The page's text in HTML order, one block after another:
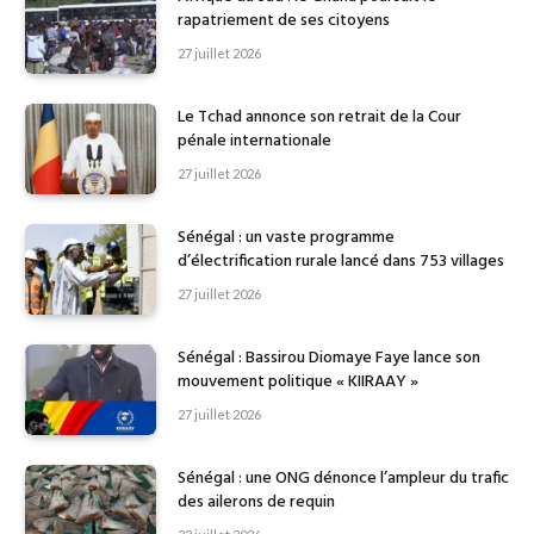
rapatriement de ses citoyens
27 juillet 2026
Le Tchad annonce son retrait de la Cour
pénale internationale
27 juillet 2026
Sénégal : un vaste programme
d’électrification rurale lancé dans 753 villages
27 juillet 2026
Sénégal : Bassirou Diomaye Faye lance son
mouvement politique « KIIRAAY »
27 juillet 2026
Sénégal : une ONG dénonce l’ampleur du trafic
des ailerons de requin